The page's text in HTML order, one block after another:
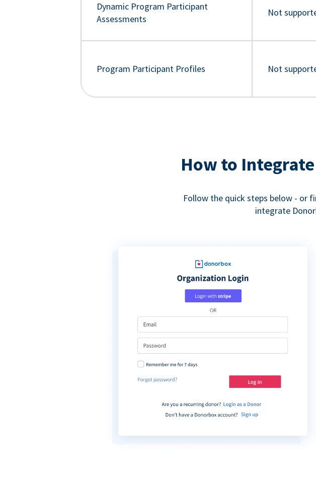
Dynamic Program Participant
Assessments
Not
Program Participant Profiles Not
How to
Follow the quick steps below - or
integrate